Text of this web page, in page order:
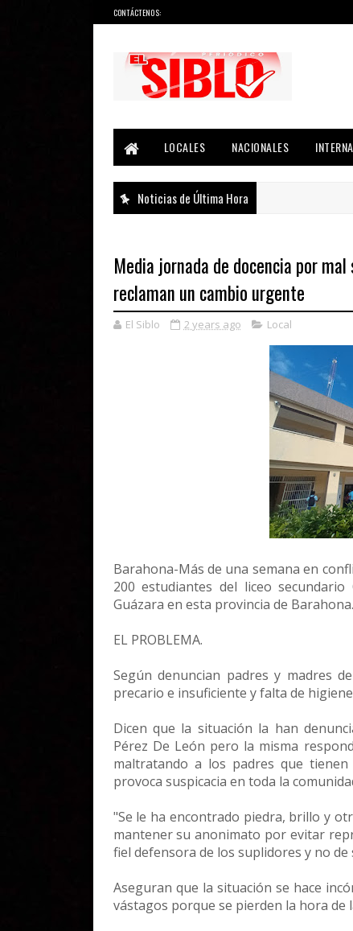
CONTÁCTENOS:
LOCALES
NACIONALES
Noticias de Última Hora
Media jornada de docencia por
reclaman un cambio urgente
El Siblo 2 years ago Local
Barahona-Más de una semana en
200 estudiantes del liceo
Guázara en esta provincia de Barahona.
EL PROBLEMA.
Según denuncian padres y madres
precario e insuficiente y falta de
Dicen que la situación la han
Pérez De León pero la misma
maltratando a los padres que
provoca suspicacia en toda la
"Se le ha encontrado piedra, brillo y
mantener su anonimato por evitar
fiel defensora de los suplidores y no de
Aseguran que la situación se hace
vástagos porque se pierden la hora de